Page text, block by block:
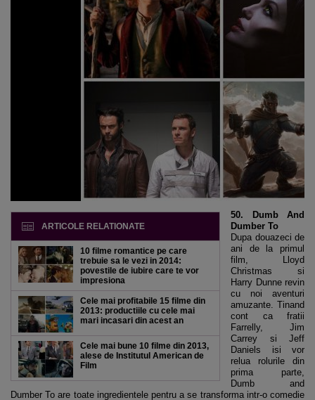
ARTICOLE RELATIONATE
10 filme romantice pe care
trebuie sa le vezi in 2014:
povestile de iubire care te vor
impresiona
Cele mai profitabile 15 filme din
2013: productiile cu cele mai
mari incasari din acest an
Cele mai bune 10 filme din 2013,
alese de Institutul American de
Film
50. Dumb And
Dumber To
Dupa douazeci de
ani de la primul
film, Lloyd
Christmas si
Harry Dunne revin
cu noi aventuri
amuzante. Tinand
cont ca fratii
Farrelly, Jim
Carrey si Jeff
Daniels isi vor
relua rolurile din
prima parte,
Dumb and
Dumber To are toate ingredientele pentru a se transforma intr-o comedie